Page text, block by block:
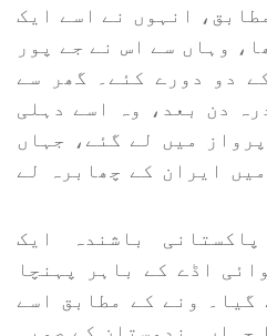
انہوں نے اسے ایک
وہاں سے اس نے جے پور
دو دورے کئے۔ گھر سے
دن بعد، وہ اسے دہلی
میں لے گئے، جہاں
ایران کے چھابرہ لے
باشندہ ایک
اڈے کے باہر پہنچا
گیا۔ ونے کے مطابق اسے